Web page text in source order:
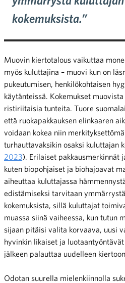
kokemuksista.”
Muovin kiertotalous vaikuttaa
myös kuluttajina – muovi kun on
pukeutumisen, henkilökohtaisen
käytänteissä. Kokemukset
ristiriitaisia tunteita. Tuore
että ruokapakkauksen elinkaaren
voidaan kokea niin
turhauttavaksikin osaksi kuluttajan
2023). Erilaiset pakkausmerkinnät
kuten biopohjaiset ja biohajoavat
aiheuttaa kuluttajassa
edistämiseksi tarvitaan
kokemuksista, sillä kuluttajat
muassa siinä vaiheessa, kun tutun
sijaan pitäisi valita korvaava, uusi
hyvinkin likaiset ja
jälkeen palauttaa uudelleen kiertoon.
Odotan suurella mielenkiinnolla